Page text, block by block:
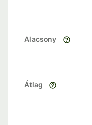
Alacsony
Átlag